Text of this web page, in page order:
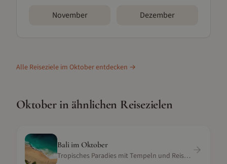
November Dezember
Alle Reiseziele im Oktoberentdecken →
Oktoberin ähnlichen Reisezielen
Baliim Oktober
Tropisches Paradies mit Tempeln und Reisterrassen